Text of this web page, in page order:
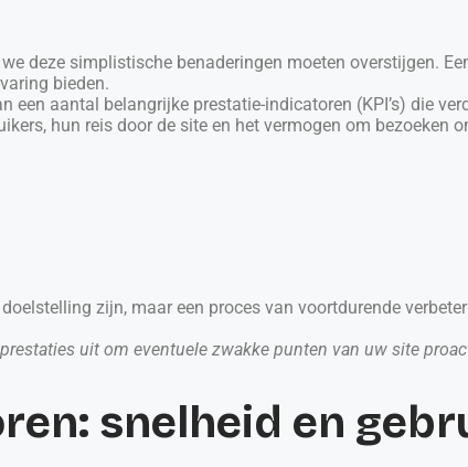
deze simplistische benaderingen moeten overstijgen.
bieden.
aantal belangrijke prestatie-indicatoren (KPI’s) die
hun reis door de site en het vermogen om bezoeken
zijn, maar een proces van voortdurende
uit om eventuele zwakke punten van uw site
snelheid en